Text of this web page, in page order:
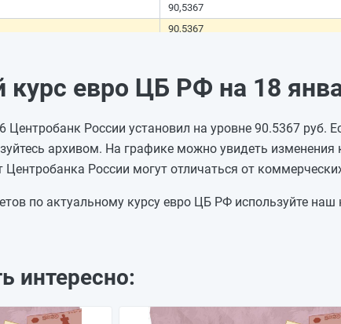
90,5367
90,5367
92,1965
91,9669
92,0939
92,0939
92,0939
92,0939
евро ЦБ РФ на 18
Центробанк России установил на уровне 90.5367 руб.
архивом. На графике можно увидеть
России могут отличаться от
по актуальному курсу евро ЦБ РФ используйте наш
интересно: